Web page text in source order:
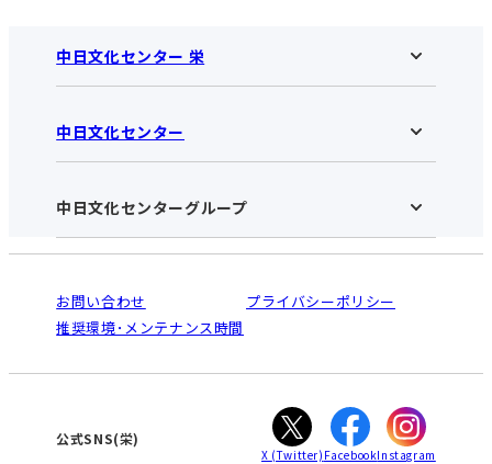
中日文化センター 栄
中日文化センター 栄HOME
お知らせ
アクセス･営業時間
お申し込みの流れ
入会と受講のご案内
中日文化センター
中日文化センターHOME
中日文化センターとは
受講規約・会員特典
ご利用ガイド
オンライン講座受講の手順
WEBサイトのよくある質問
中日文化センターグループ
南大高
犬山
高蔵寺
大垣
津
お問い合わせ
プライバシーポリシー
推奨環境･メンテナンス時間
公式SNS(栄)
X (Twitter) FacebookInstagram